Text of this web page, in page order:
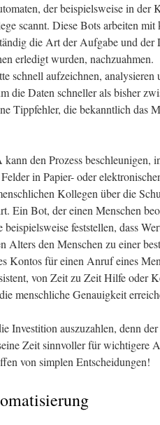
der beispielsweise in der
scannt. Diese Bots arbeiten
die Art der Aufgabe und der
erledigt wurden,
schnell aufzeichnen,
die Daten schneller als bisher
Tippfehler, die bekanntlich das
den Prozess beschleunigen,
in Papier- oder
Kollegen über die
Ein Bot, der einen Menschen
feststellen, dass
Alters den Menschen zu einer
Kontos für einen Anruf eines
von Zeit zu Zeit Hilfe oder
menschliche Genauigkeit
Investition auszuzahlen, denn
Zeit sinnvoller für wichtigere
von simplen Entscheidungen!